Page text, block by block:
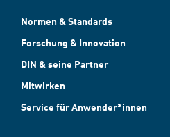
Normen & Standards
Forschung & Innovation
DIN & seine Partner
Mitwirken
Service für Anwender*innen